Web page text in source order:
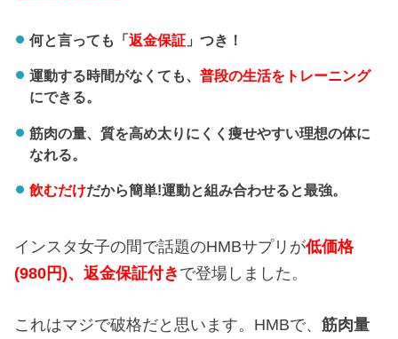
何と言っても「返金保証」つき！
運動する時間がなくても、 普段の生活をトレーニング
にできる。
筋肉の量、質を高め太りにくく痩せやすい理想の体に
なれる。
飲むだけだから簡単!運動と組み合わせると最強。
インスタ女子の間で話題のHMBサプリが低価格
(980円)、返金保証付き で登場しました。
これはマジで破格だと思います。HMBで、筋肉量